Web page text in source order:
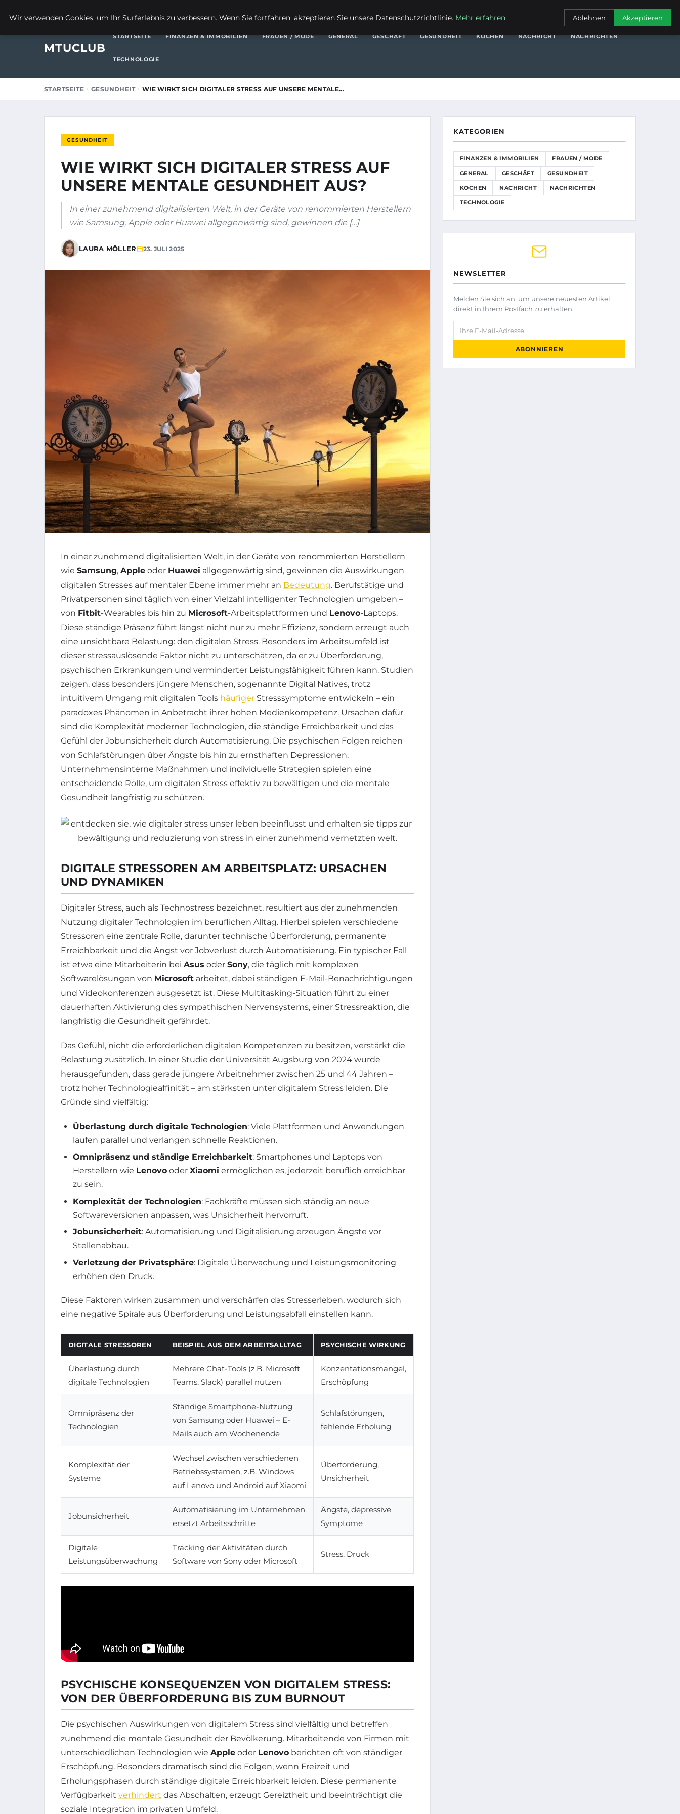
FRAUEN / MODEGENERALGESCHÄFT
MTUCLUB
STARTSEITE FINANZEN & IMMOBILIEN FRAUEN / MODE GENERAL GESCHÄFT GESUNDHEIT KOCHEN NACHRICHT NACHRICHTEN
TECHNOLOGIE
STARTSEITE GESUNDHEIT WIE WIRKT SICH DIGITALER STRESS AUF UNSERE MENTALE…
GESUNDHEIT
WIE WIRKT SICH DIGITALER STRESS AUF
UNSERE MENTALE GESUNDHEIT AUS?
In einer zunehmend digitalisierten Welt, in der Geräte von renommierten Herstellern
wie Samsung, Apple oder Huawei allgegenwärtig sind, gewinnen die […]
LAURA MÖLLER 23. JULI 2025
In einer zunehmend digitalisierten Welt, in der Geräte von renommierten Herstellern
wie Samsung, Apple oder Huawei allgegenwärtig sind, gewinnen die Auswirkungen
digitalen Stresses auf mentaler Ebene immer mehr an Bedeutung. Berufstätige und
Privatpersonen sind täglich von einer Vielzahl intelligenter Technologien umgeben –
von Fitbit-Wearables bis hin zu Microsoft-Arbeitsplattformen und Lenovo-Laptops.
Diese ständige Präsenz führt längst nicht nur zu mehr Effizienz, sondern erzeugt auch
eine unsichtbare Belastung: den digitalen Stress. Besonders im Arbeitsumfeld ist
dieser stressauslösende Faktor nicht zu unterschätzen, da er zu Überforderung,
psychischen Erkrankungen und verminderter Leistungsfähigkeit führen kann. Studien
zeigen, dass besonders jüngere Menschen, sogenannte Digital Natives, trotz
intuitivem Umgang mit digitalen Tools häufiger Stresssymptome entwickeln – ein
paradoxes Phänomen in Anbetracht ihrer hohen Medienkompetenz. Ursachen dafür
sind die Komplexität moderner Technologien, die ständige Erreichbarkeit und das
Gefühl der Jobunsicherheit durch Automatisierung. Die psychischen Folgen reichen
von Schlafstörungen über Ängste bis hin zu ernsthaften Depressionen.
Unternehmensinterne Maßnahmen und individuelle Strategien spielen eine
entscheidende Rolle, um digitalen Stress effektiv zu bewältigen und die mentale
Gesundheit langfristig zu schützen.
DIGITALE STRESSOREN AM ARBEITSPLATZ: URSACHEN
UND DYNAMIKEN
Digitaler Stress, auch als Technostress bezeichnet, resultiert aus der zunehmenden
Nutzung digitaler Technologien im beruflichen Alltag. Hierbei spielen verschiedene
Stressoren eine zentrale Rolle, darunter technische Überforderung, permanente
Erreichbarkeit und die Angst vor Jobverlust durch Automatisierung. Ein typischer Fall
ist etwa eine Mitarbeiterin bei Asus oder Sony, die täglich mit komplexen
Softwarelösungen von Microsoft arbeitet, dabei ständigen E-Mail-Benachrichtigungen
und Videokonferenzen ausgesetzt ist. Diese Multitasking-Situation führt zu einer
dauerhaften Aktivierung des sympathischen Nervensystems, einer Stressreaktion, die
langfristig die Gesundheit gefährdet.
Das Gefühl, nicht die erforderlichen digitalen Kompetenzen zu besitzen, verstärkt die
Belastung zusätzlich. In einer Studie der Universität Augsburg von 2024 wurde
herausgefunden, dass gerade jüngere Arbeitnehmer zwischen 25 und 44 Jahren –
trotz hoher Technologieaffinität – am stärksten unter digitalem Stress leiden. Die
Gründe sind vielfältig:
Überlastung durch digitale Technologien: Viele Plattformen und Anwendungen
laufen parallel und verlangen schnelle Reaktionen.
Omnipräsenz und ständige Erreichbarkeit: Smartphones und Laptops von
Herstellern wie Lenovo oder Xiaomi ermöglichen es, jederzeit beruflich erreichbar
zu sein.
Komplexität der Technologien: Fachkräfte müssen sich ständig an neue
Softwareversionen anpassen, was Unsicherheit hervorruft.
Jobunsicherheit: Automatisierung und Digitalisierung erzeugen Ängste vor
Stellenabbau.
Verletzung der Privatsphäre: Digitale Überwachung und Leistungsmonitoring
erhöhen den Druck.
Diese Faktoren wirken zusammen und verschärfen das Stresserleben, wodurch sich
eine negative Spirale aus Überforderung und Leistungsabfall einstellen kann.
DIGITALE STRESSOREN BEISPIEL AUS DEM ARBEITSALLTAG PSYCHISCHE WIRKUNG
Überlastung durch
digitale Technologien
Mehrere Chat-Tools (z.B. Microsoft
Teams, Slack) parallel nutzen
Konzentationsmangel,
Erschöpfung
Omnipräsenz der
Technologien
Ständige Smartphone-Nutzung
von Samsung oder Huawei – E-
Mails auch am Wochenende
Schlafstörungen,
fehlende Erholung
Komplexität der
Systeme
Wechsel zwischen verschiedenen
Betriebssystemen, z.B. Windows
auf Lenovo und Android auf Xiaomi
Überforderung,
Unsicherheit
Jobunsicherheit
Automatisierung im Unternehmen
ersetzt Arbeitsschritte
Ängste, depressive
Symptome
Digitale
Leistungsüberwachung
Tracking der Aktivitäten durch
Software von Sony oder Microsoft
Stress, Druck
PSYCHISCHE KONSEQUENZEN VON DIGITALEM STRESS:
VON DER ÜBERFORDERUNG BIS ZUM BURNOUT
Die psychischen Auswirkungen von digitalem Stress sind vielfältig und betreffen
zunehmend die mentale Gesundheit der Bevölkerung. Mitarbeitende von Firmen mit
unterschiedlichen Technologien wie Apple oder Lenovo berichten oft von ständiger
Erschöpfung. Besonders dramatisch sind die Folgen, wenn Freizeit und
Erholungsphasen durch ständige digitale Erreichbarkeit leiden. Diese permanente
Verfügbarkeit verhindert das Abschalten, erzeugt Gereiztheit und beeinträchtigt die
soziale Integration im privaten Umfeld.
KATEGORIEN
FINANZEN & IMMOBILIEN FRAUEN / MODE
GENERAL GESCHÄFT GESUNDHEIT
KOCHEN NACHRICHT NACHRICHTEN
TECHNOLOGIE
NEWSLETTER
Melden Sie sich an, um unsere neuesten Artikel
direkt in Ihrem Postfach zu erhalten.
Ihre E-Mail-Adresse
ABONNIEREN
Wir verwenden Cookies, um Ihr Surferlebnis zu verbessern. Wenn Sie fortfahren, akzeptieren Sie unsere Datenschutzrichtlinie. Mehr erfahren Ablehnen Akzeptieren